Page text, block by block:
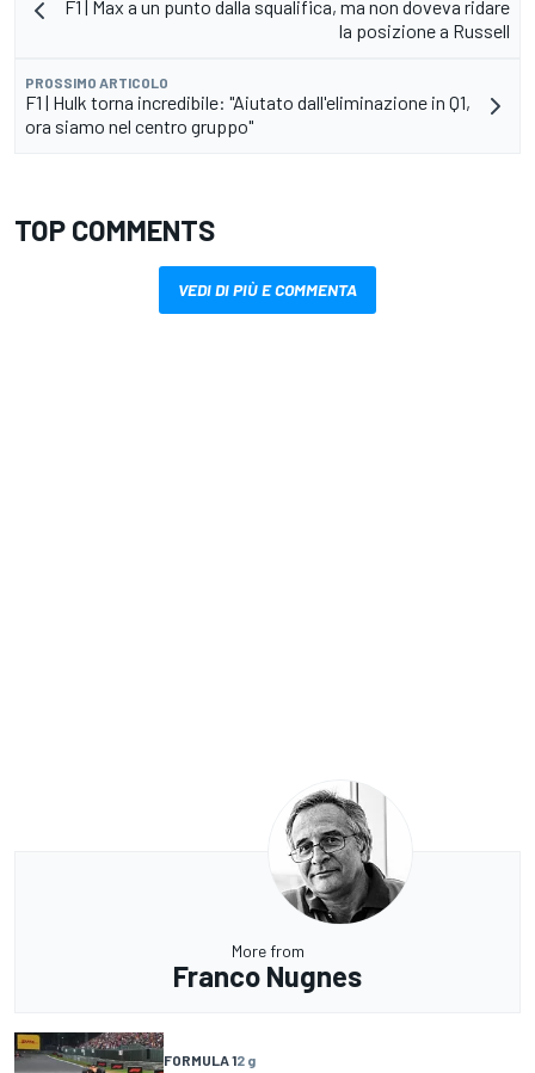
F1 | Max a un punto dalla squalifica, ma non doveva ridare
la posizione a Russell
PROSSIMO ARTICOLO
F1 | Hulk torna incredibile: "Aiutato dall'eliminazione in Q1,
ora siamo nel centro gruppo"
TOP COMMENTS
VEDI DI PIÙ E COMMENTA
More from
Franco Nugnes
FORMULA 12 g